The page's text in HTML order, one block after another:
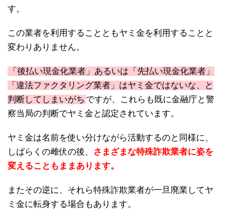
す。
この業者を利用することともヤミ金を利用することと
変わりありません。
「後払い現金化業者」あるいは「先払い現金化業者」
「違法ファクタリング業者」はヤミ金ではないな、と
判断してしまいがち ですが、これらも既に金融庁と警
察当局の判断でヤミ金と認定されています。
ヤミ金は名前を使い分けながら活動するのと同様に、
しばらくの雌伏の後、
さまざまな特殊詐欺業者に姿を
変えることもままあります。
またその逆に、それら特殊詐欺業者が一旦廃業してヤ
ミ金に転身する場合もあります。